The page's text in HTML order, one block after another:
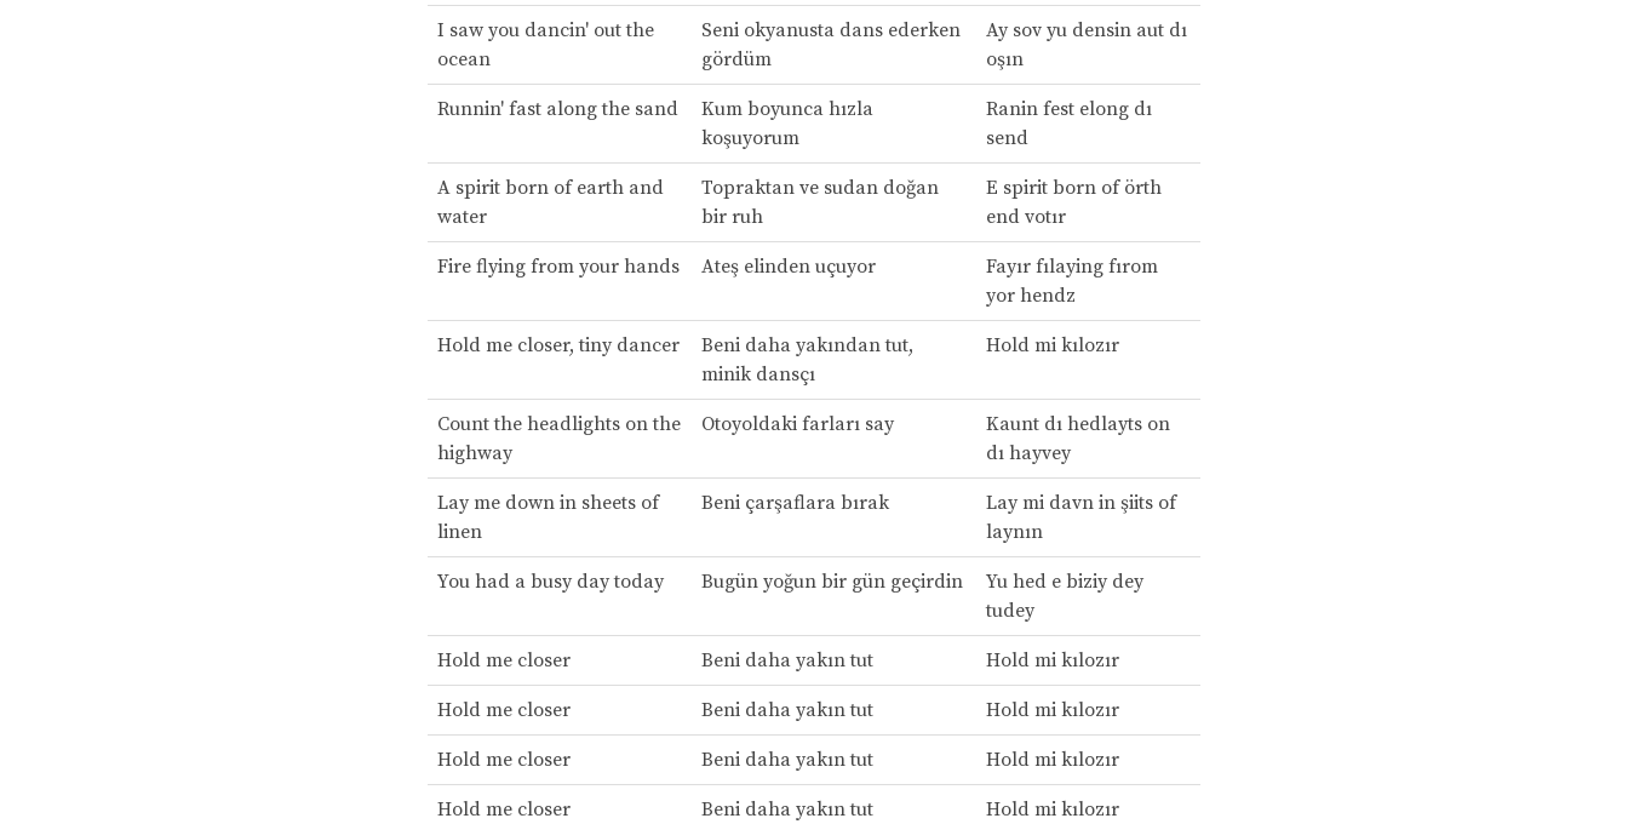
I saw you dancin' out the
ocean
Seni okyanusta dans ederken
gördüm
Ay sov yu densin aut dı
oşın
Runnin' fast along the sand
Kum boyunca hızla
koşuyorum
Ranin fest elong dı
send
A spirit born of earth and
water
Topraktan ve sudan doğan
bir ruh
E spirit born of örth
end votır
Fire flying from your hands Ateş elinden uçuyor
Fayır fılaying fırom
yor hendz
Hold me closer, tiny dancer
Beni daha yakından tut,
minik dansçı
Hold mi kılozır
Count the headlights on the
highway
Otoyoldaki farları say
Kaunt dı hedlayts on
dı hayvey
Lay me down in sheets of
linen
Beni çarşaflara bırak
Lay mi davn in şiits of
laynın
You had a busy day today Bugün yoğun bir gün geçirdin
Yu hed e biziy dey
tudey
Hold me closer Beni daha yakın tut Hold mi kılozır
Hold me closer Beni daha yakın tut Hold mi kılozır
Hold me closer Beni daha yakın tut Hold mi kılozır
Hold me closer Beni daha yakın tut Hold mi kılozır